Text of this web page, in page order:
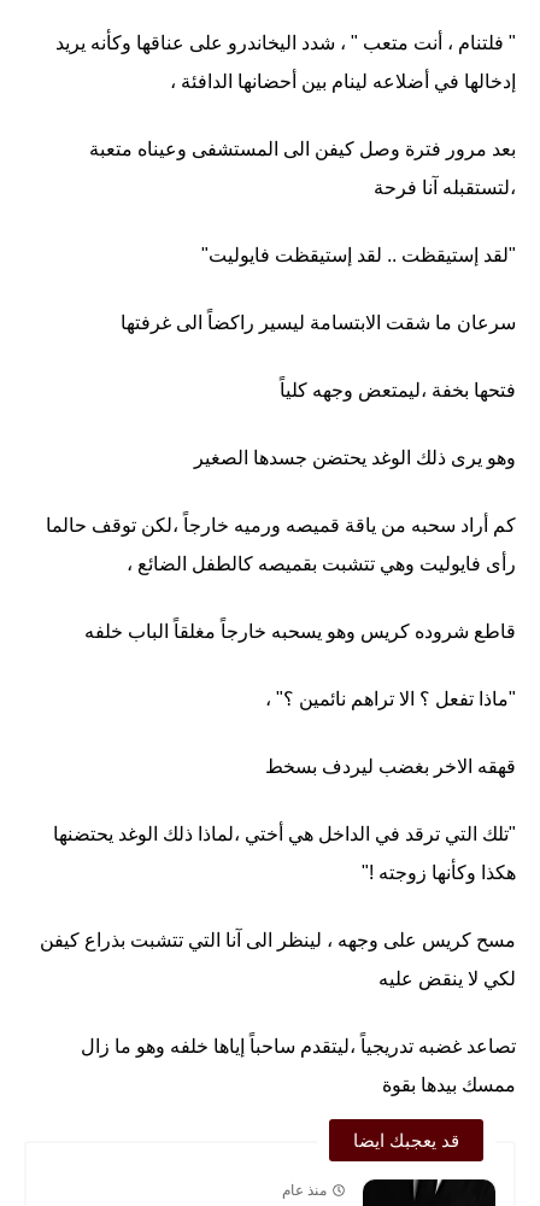
" فلتنام ، أنت متعب " ، شدد اليخاندرو على عناقها وكأنه يريد
إدخالها في أضلاعه لينام بين أحضانها الدافئة ،
بعد مرور فترة وصل كيفن الى المستشفى وعيناه متعبة
،لتستقبله آنا فرحة
"لقد إستيقظت .. لقد إستيقظت فايوليت"
سرعان ما شقت الابتسامة ليسير راكضاً الى غرفتها
فتحها بخفة ،ليمتعض وجهه كلياً
وهو يرى ذلك الوغد يحتضن جسدها الصغير
كم أراد سحبه من ياقة قميصه ورميه خارجاً ،لكن توقف حالما
رأى فايوليت وهي تتشبت بقميصه كالطفل الضائع ،
قاطع شروده كريس وهو يسحبه خارجاً مغلقاً الباب خلفه
"ماذا تفعل ؟ الا تراهم نائمين ؟" ،
قهقه الاخر بغضب ليردف بسخط
"تلك التي ترقد في الداخل هي أختي ،لماذا ذلك الوغد يحتضنها
هكذا وكأنها زوجته !"
مسح كريس على وجهه ، لينظر الى آنا التي تتشبت بذراع كيفن
لكي لا ينقض عليه
تصاعد غضبه تدريجياً ،ليتقدم ساحباً إياها خلفه وهو ما زال
ممسك بيدها بقوة
قد يعجبك ايضا
منذ عام